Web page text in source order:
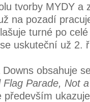
tvorby MYDY a
na pozadí
turné po
uskuteční už 2.
Downs obsahuje
Flag Parade, Not
především